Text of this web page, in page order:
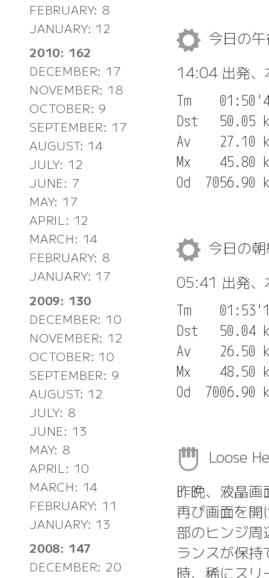
FEBRUARY: 8
JANUARY: 12
2010: 162
DECEMBER: 17
NOVEMBER: 18
OCTOBER: 9
SEPTEMBER: 17
AUGUST: 14
JULY: 12
JUNE: 7
MAY: 17
APRIL: 12
MARCH: 14
FEBRUARY: 8
JANUARY: 17
2009: 130
DECEMBER: 10
NOVEMBER: 12
OCTOBER: 10
SEPTEMBER: 9
AUGUST: 12
JULY: 8
JUNE: 13
MAY: 8
APRIL: 10
MARCH: 14
FEBRUARY: 11
JANUARY: 13
2008: 147
DECEMBER: 20
今日の
14:04 出発、
Tm
Dst   50.05
Av    27.10
Mx    45.80
今日の
05:41 出発、
Tm
Dst   50.04
Av    26.50
Mx    48.50
Loose
昨晩、液晶
再び画面を開
部のヒンジ
ランスが保
時、稀にス